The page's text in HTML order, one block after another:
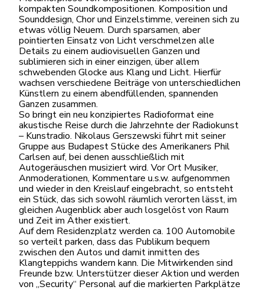
kompakten Soundkompositionen. Komposition und
Sounddesign, Chor und Einzelstimme, vereinen sich zu
etwas völlig Neuem. Durch sparsamen, aber
pointierten Einsatz von Licht verschmelzen alle
Details zu einem audiovisuellen Ganzen und
sublimieren sich in einer einzigen, über allem
schwebenden Glocke aus Klang und Licht. Hierfür
wachsen verschiedene Beiträge von unterschiedlichen
Künstlern zu einem abendfüllenden, spannenden
Ganzen zusammen.
So bringt ein neu konzipiertes Radioformat eine
akustische Reise durch die Jahrzehnte der Radiokunst
– Kunstradio. Nikolaus Gerszewski führt mit seiner
Gruppe aus Budapest Stücke des Amerikaners Phil
Carlsen auf, bei denen ausschließlich mit
Autogeräuschen musiziert wird. Vor Ort Musiker,
Anmoderationen, Kommentare u.s.w. aufgenommen
und wieder in den Kreislauf eingebracht, so entsteht
ein Stück, das sich sowohl räumlich verorten lässt, im
gleichen Augenblick aber auch losgelöst von Raum
und Zeit im Äther existiert.
Auf dem Residenzplatz werden ca. 100 Automobile
so verteilt parken, dass das Publikum bequem
zwischen den Autos und damit inmitten des
Klangteppichs wandern kann. Die Mitwirkenden sind
Freunde bzw. Unterstützer dieser Aktion und werden
von „Security“ Personal auf die markierten Parkplätze